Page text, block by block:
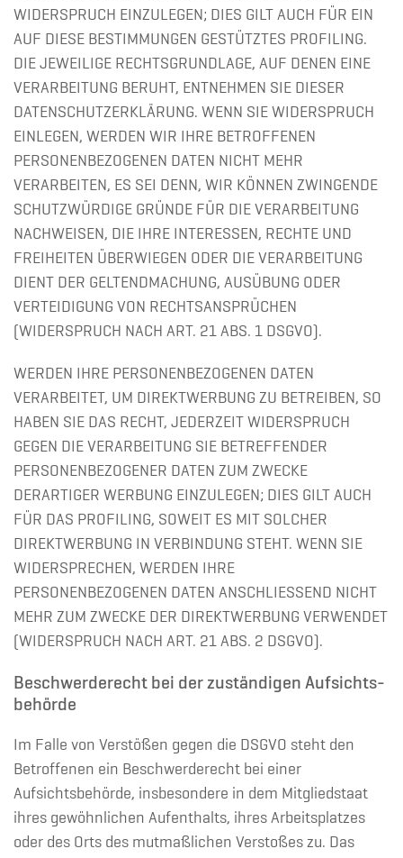
WIDERSPRUCH EINZULEGEN; DIES GILT AUCH FÜR EIN
AUF DIESE BESTIMMUNGEN GESTÜTZTES PROFILING.
DIE JEWEILIGE RECHTSGRUNDLAGE, AUF DENEN EINE
VERARBEITUNG BERUHT, ENTNEHMEN SIE DIESER
DATENSCHUTZERKLÄRUNG. WENN SIE WIDERSPRUCH
EINLEGEN, WERDEN WIR IHRE BETROFFENEN
PERSONENBEZOGENEN DATEN NICHT MEHR
VERARBEITEN, ES SEI DENN, WIR KÖNNEN ZWINGENDE
SCHUTZWÜRDIGE GRÜNDE FÜR DIE VERARBEITUNG
NACHWEISEN, DIE IHRE INTERESSEN, RECHTE UND
FREIHEITEN ÜBERWIEGEN ODER DIE VERARBEITUNG
DIENT DER GELTENDMACHUNG, AUSÜBUNG ODER
VERTEIDIGUNG VON RECHTSANSPRÜCHEN
(WIDERSPRUCH NACH ART. 21 ABS. 1 DSGVO).
WERDEN IHRE PERSONENBEZOGENEN DATEN
VERARBEITET, UM DIREKTWERBUNG ZU BETREIBEN, SO
HABEN SIE DAS RECHT, JEDERZEIT WIDERSPRUCH
GEGEN DIE VERARBEITUNG SIE BETREFFENDER
PERSONENBEZOGENER DATEN ZUM ZWECKE
DERARTIGER WERBUNG EINZULEGEN; DIES GILT AUCH
FÜR DAS PROFILING, SOWEIT ES MIT SOLCHER
DIREKTWERBUNG IN VERBINDUNG STEHT. WENN SIE
WIDERSPRECHEN, WERDEN IHRE
PERSONENBEZOGENEN DATEN ANSCHLIESSEND NICHT
MEHR ZUM ZWECKE DER DIREKTWERBUNG VERWENDET
(WIDERSPRUCH NACH ART. 21 ABS. 2 DSGVO).
Beschwerde­recht bei der zuständigen Aufsichts­
behörde
Im Falle von Verstößen gegen die DSGVO steht den
Betroffenen ein Beschwerderecht bei einer
Aufsichtsbehörde, insbesondere in dem Mitgliedstaat
ihres gewöhnlichen Aufenthalts, ihres Arbeitsplatzes
oder des Orts des mutmaßlichen Verstoßes zu. Das